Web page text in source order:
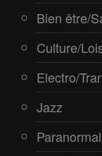
Bien être/
Culture/
Electro/
Jazz
Paranormal